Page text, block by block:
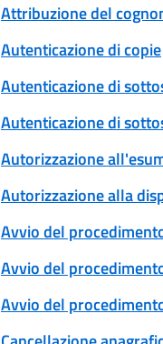
Attribuzione del
Autenticazione di copie
Autenticazione di
Autenticazione di
Autorizzazione
Autorizzazione alla
Avvio del
Avvio del
Avvio del